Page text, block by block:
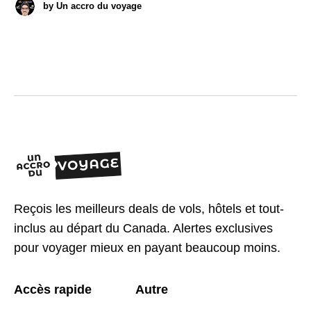
by Un accro du voyage
Reçois les meilleurs deals de vols, hôtels et tout-
inclus au départ du Canada. Alertes exclusives
pour voyager mieux en payant beaucoup moins.
Accès rapide Autre